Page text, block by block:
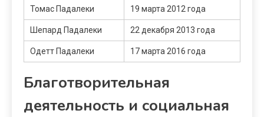
Томас Падалеки 19 марта 2012 года
Шепард Падалеки 22 декабря 2013 года
Одетт Падалеки 17 марта 2016 года
Благотворительная
деятельность и социальная